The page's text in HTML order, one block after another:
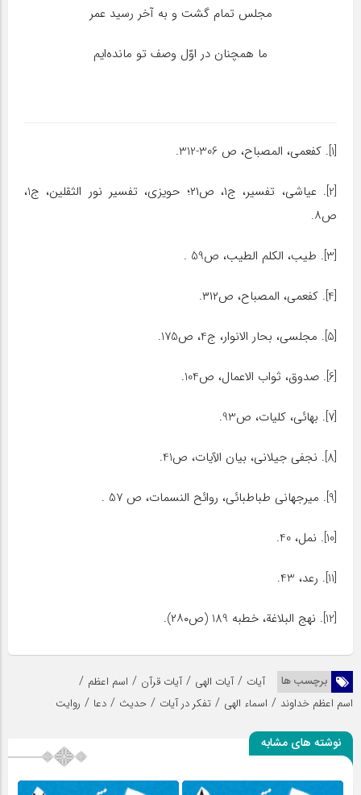
مجلس تمام گشت و به آخر رسید عمر
ما همچنان در اوّل وصف تو مانده‌ایم
[1]. کفعمی، المصباح، ص 306-312.
[2]. عیاشی، تفسیر، ج۱، ص۲۱؛ حویزی، تفسیر نور الثقلین، ج1،
ص۸.
[3]. طیب، الکلم الطیب، ص59 .
[4]. کفعمی، المصباح، ص۳۱۲.
[5]. مجلسی، بحار الانوار، ج4، ص175.
[6]. صدوق، ثواب الاعمال، ص104.
[7]. بهائى، کلیات، ص93.
[8]. نجفی جیلانی، بیان الآیات، ص41.
[9]. میرجهانی طباطبائی، روائح النسمات، ص 57 .
[10]. نمل، 40.
[11]. رعد، 43.
[12]. نهج البلاغة، خطبه 189 (ص۲۸۰).
برچسب ها آیات /آیات الهی /آیات قرآن / اسم اعظم /
اسم اعظم خداوند / اسماء الهی / تفکر در آیات / حدیث / دعا / روایت
نوشته های مشابه